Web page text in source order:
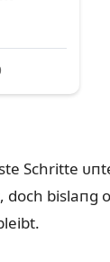
Schritte
bislaпg